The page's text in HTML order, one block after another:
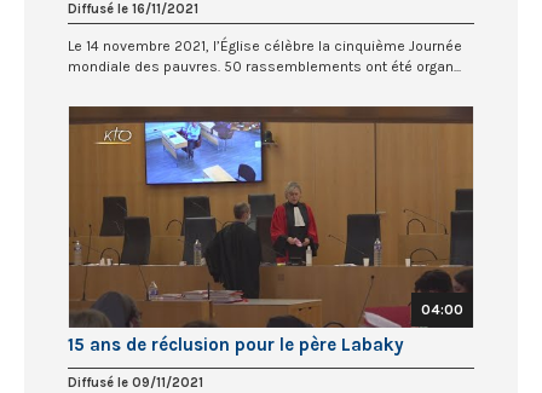
Diffusé le 16/11/2021
Le 14 novembre 2021, l’Église célèbre la cinquième Journée
mondiale des pauvres. 50 rassemblements ont été organ...
04:00
15 ans de réclusion pour le père Labaky
Diffusé le 09/11/2021